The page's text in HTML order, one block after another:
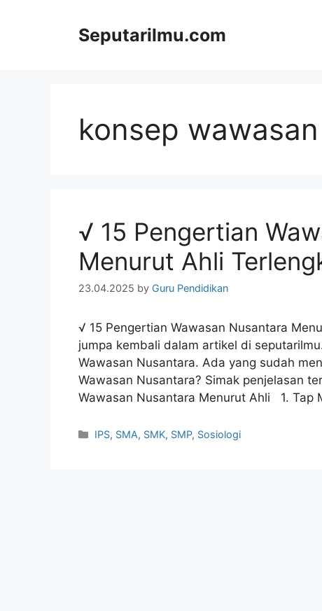
Seputarilmu.com
konsep
√ 15 Pengertian
Menurut Ahli
23.04.2025 by Guru Pendidikan
√ 15 Pengertian Wawasan Nusantara
jumpa kembali dalam artikel di
Wawasan Nusantara. Ada yang sudah
Wawasan Nusantara? Simak penjelasan
Wawasan Nusantara Menurut Ahli 1. Tap
Categories
IPS, SMA, SMK, SMP, Sosiologi